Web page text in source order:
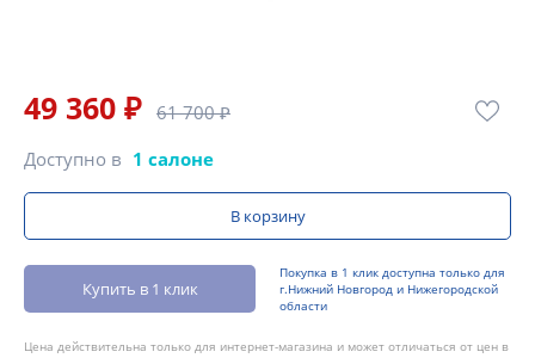
49 360 ₽ 61 700 ₽
Доступно в 1 салоне
В корзину
Купить в 1 клик
Покупка в 1 клик доступна только для
г.Нижний Новгород и Нижегородской
области
Цена действительна только для интернет-магазина и может отличаться от цен в